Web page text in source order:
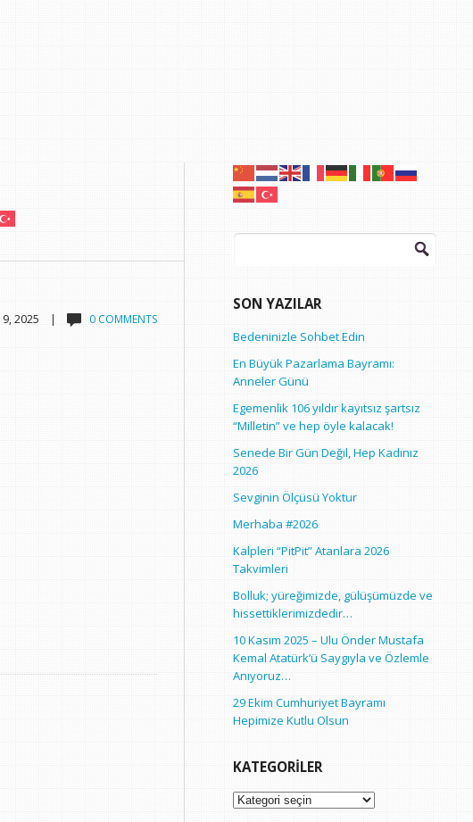
2025 | 0 COMMENTS
Arama:
SON YAZILAR
Bedeninizle Sohbet Edin
En Büyük Pazarlama Bayramı:
Anneler Günü
Egemenlik 106 yıldır kayıtsız şartsız
“Milletin” ve hep öyle kalacak!
Senede Bir Gün Değil, Hep Kadınız
2026
Sevginin Ölçüsü Yoktur
Merhaba #2026
Kalpleri “PitPit” Atanlara 2026
Takvimleri
Bolluk; yüreğimizde, gülüşümüzde ve
hissettiklerimizdedir…
10 Kasım 2025 – Ulu Önder Mustafa
Kemal Atatürk’ü Saygıyla ve Özlemle
Anıyoruz…
29 Ekim Cumhuriyet Bayramı
Hepimize Kutlu Olsun
KATEGORILER
Kategoriler